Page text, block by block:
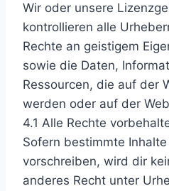
Wir oder unsere
kontrollieren alle
Rechte an geistigem
sowie die Daten,
Ressourcen, die auf der
werden oder auf der
4.1 Alle Rechte
Sofern bestimmte
vorschreiben, wird dir
anderes Recht unter